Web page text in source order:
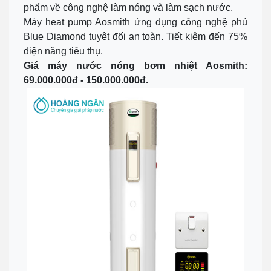
phẩm về công nghệ làm nóng và làm sạch nước.
Máy heat pump Aosmith ứng dụng công nghệ phủ
Blue Diamond tuyệt đối an toàn. Tiết kiệm đến 75%
điện năng tiêu thụ.
Giá máy nước nóng bơm nhiệt Aosmith:
69.000.000đ - 150.000.000đ.